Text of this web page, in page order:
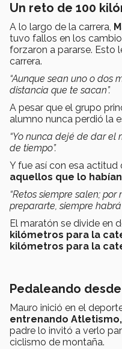
Un reto de 100
A lo largo de la carrera,
tuvo fallos en los
forzaron a pararse. Esto
carrera.
“Aunque sean uno o dos
distancia que te sacan”.
A pesar que el grupo
alumno nunca perdió la
“Yo nunca dejé de dar el
de tiempo”.
Y fue así con esa actitud
aquellos que lo
“Retos siempre salen;
prepararte, siempre
El maratón se divide en
kilómetros para la
kilómetros para la
Pedaleando
Mauro inició en el
entrenando Atletismo,
padre lo invitó a verlo
ciclismo de montaña.